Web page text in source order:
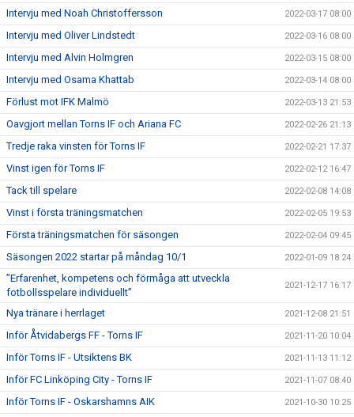
Intervju med Noah Christoffersson 2022-03-17 08:00
Intervju med Oliver Lindstedt 2022-03-16 08:00
Intervju med Alvin Holmgren 2022-03-15 08:00
Intervju med Osama Khattab 2022-03-14 08:00
Förlust mot IFK Malmö 2022-03-13 21:53
Oavgjort mellan Torns IF och Ariana FC 2022-02-26 21:13
Tredje raka vinsten för Torns IF 2022-02-21 17:37
Vinst igen för Torns IF 2022-02-12 16:47
Tack till spelare 2022-02-08 14:08
Vinst i första träningsmatchen 2022-02-05 19:53
Första träningsmatchen för säsongen 2022-02-04 09:45
Säsongen 2022 startar på måndag 10/1 2022-01-09 18:24
”Erfarenhet, kompetens och förmåga att utveckla
fotbollsspelare individuellt”
2021-12-17 16:17
Nya tränare i herrlaget 2021-12-08 21:51
Inför Åtvidabergs FF - Torns IF 2021-11-20 10:04
Inför Torns IF - Utsiktens BK 2021-11-13 11:12
Inför FC Linköping City - Torns IF 2021-11-07 08:40
Inför Torns IF - Oskarshamns AIK 2021-10-30 10:25